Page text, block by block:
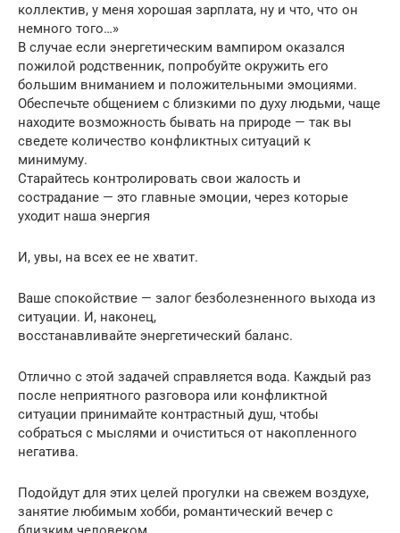
коллектив, у меня хорошая зарплата, ну и что, что он
немного того…»
В случае если энергетическим вампиром оказался
пожилой родственник, попробуйте окружить его
большим вниманием и положительными эмоциями.
Обеспечьте общением с близкими по духу людьми, чаще
находите возможность бывать на природе — так вы
сведете количество конфликтных ситуаций к
минимуму.
Старайтесь контролировать свои жалость и
сострадание — это главные эмоции, через которые
уходит наша энергия
И, увы, на всех ее не хватит.
Ваше спокойствие — залог безболезненного выхода из
ситуации. И, наконец,
восстанавливайте энергетический баланс.
Отлично с этой задачей справляется вода. Каждый раз
после неприятного разговора или конфликтной
ситуации принимайте контрастный душ, чтобы
собраться с мыслями и очиститься от накопленного
негатива.
Подойдут для этих целей прогулки на свежем воздухе,
занятие любимым хобби, романтический вечер с